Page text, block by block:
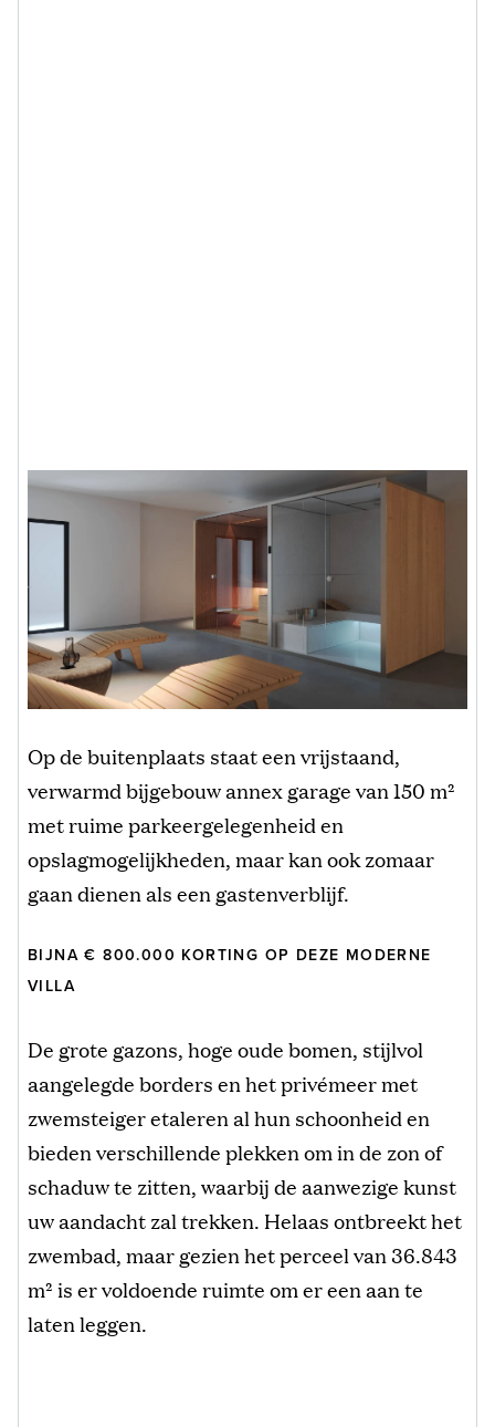
Op de buitenplaats staat een vrijstaand,
verwarmd bijgebouw annex garage van 150 m²
met ruime parkeergelegenheid en
opslagmogelijkheden, maar kan ook zomaar
gaan dienen als een gastenverblijf.
BIJNA € 800.000 KORTING OP DEZE MODERNE
VILLA
De grote gazons, hoge oude bomen, stijlvol
aangelegde borders en het privémeer met
zwemsteiger etaleren al hun schoonheid en
bieden verschillende plekken om in de zon of
schaduw te zitten, waarbij de aanwezige kunst
uw aandacht zal trekken. Helaas ontbreekt het
zwembad, maar gezien het perceel van 36.843
m² is er voldoende ruimte om er een aan te
laten leggen.